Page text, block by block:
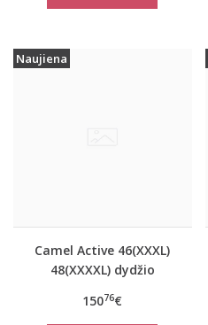
Naujiena
Camel Active 46(XXXL)
48(XXXXL) dydžio
spalvos moteriškas
15076€